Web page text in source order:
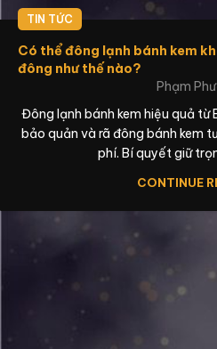
TIN TỨC
Có thể đông lạnh bánh kem
đông như thế nào?
Phạm
Đông lạnh bánh kem hiệu quả từ
bảo quản và rã đông bánh kem
phí. Bí quyết giữ
CONTINUE